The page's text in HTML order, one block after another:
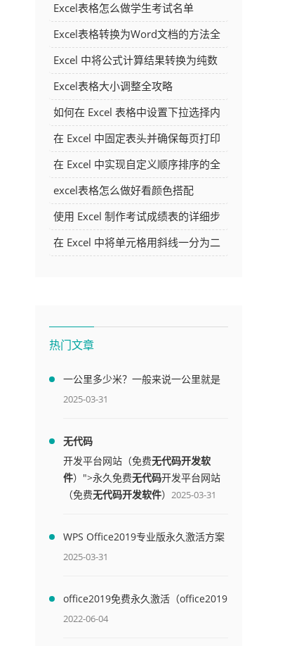
Excel表格怎么做学生考试名单
Excel表格转换为Word文档的方法全
解析
Excel 中将公式计算结果转换为纯数
字的多种方法
Excel表格大小调整全攻略
如何在 Excel 表格中设置下拉选择内
容
在 Excel 中固定表头并确保每页打印
时都显示表头的方法详解
在 Excel 中实现自定义顺序排序的全
面指南
excel表格怎么做好看颜色搭配
使用 Excel 制作考试成绩表的详细步
骤及技巧
在 Excel 中将单元格用斜线一分为二
热门文章
一公里多少米？一般来说一公里就是
1000米
2025-03-31
无代码
开发平台网站（免费无代码开发软
件）">永久免费无代码开发平台网站
（免费无代码开发软件） 2025-03-31
WPS Office2019专业版永久激活方案
(附终身授权序列号)
2025-03-31
office2019免费永久激活（office2019
免费永久激活码）
2022-06-04